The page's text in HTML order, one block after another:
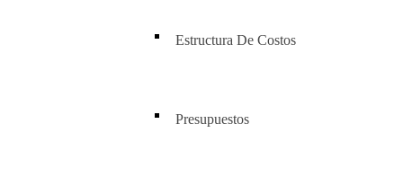
Estructura De Costos
Presupuestos